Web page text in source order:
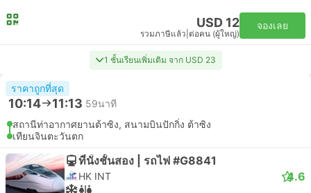
USD 12
รวมภาษีแล้ว ต่อคน (ผู้ใหญ่)
จองเลย
1 ชั้นเรียนเพิ่มเติม จาก USD 23
ราคาถูกที่สุด
10:14 11:13 59นาที
สถานีท่าอากาศยานต้าซิง, สนามบินปักกิ่ง ต้าซิง
เทียนจินตะวันตก
ที่นั่งชั้นสอง | รถไฟ #G8841
HK INT 4.6